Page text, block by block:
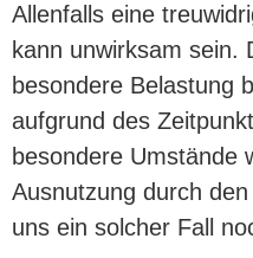
Allenfalls eine
kann unwirksam sein.
besondere Belastung
aufgrund des
besondere Umstände
Ausnutzung durch
uns ein solcher Fall